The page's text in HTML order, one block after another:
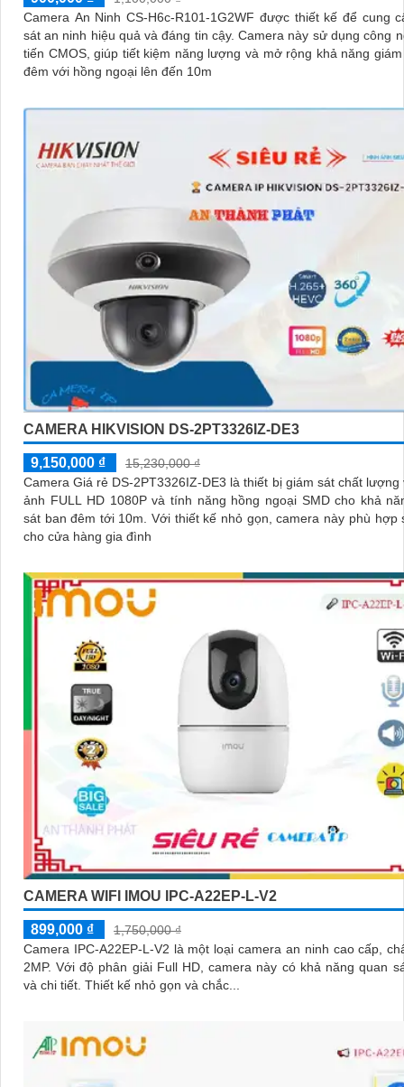
Camera An Ninh CS-H6c-R101-1G2WF được thiết kế để cung
sát an ninh hiệu quả và đáng tin cậy. Camera này sử dụng công nghệ tiên
tiến CMOS, giúp tiết kiệm năng lượng và mở rộng khả năng
đêm với hồng ngoại lên đến 10m
CAMERA HIKVISION DS-2PT3326IZ-DE3
9,150,000 ₫
15,230,000 ₫
Camera Giá rẻ DS-2PT3326IZ-DE3 là thiết bị giám sát chất lượng
ảnh FULL HD 1080P và tính năng hồng ngoại SMD cho khả
sát ban đêm tới 10m. Với thiết kế nhỏ gọn, camera này phù hợp sử dụng
cho cửa hàng gia đình
CAMERA WIFI IMOU IPC-A22EP-L-V2
899,000 ₫
1,750,000 ₫
Camera IPC-A22EP-L-V2 là một loại camera an ninh cao cấp,
2MP. Với độ phân giải Full HD, camera này có khả năng quan sát rõ nét
và chi tiết. Thiết kế nhỏ gọn và chắc...